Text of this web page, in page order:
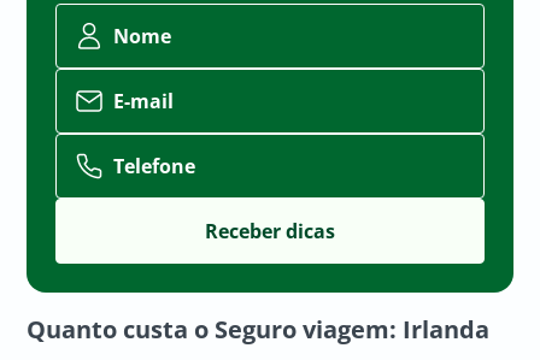
Nome
E-mail
Telefone
Quanto custa o Seguro viagem: Irlanda